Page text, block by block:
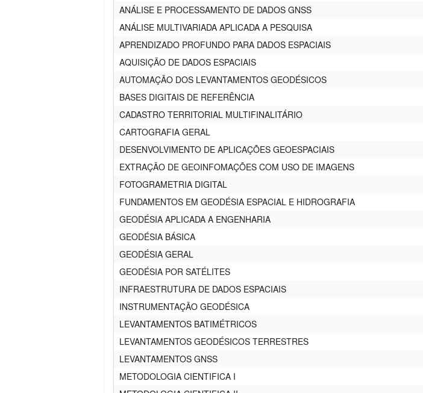
ANÁLISE E PROCESSAMENTO DE DADOS GNSS
ANÁLISE MULTIVARIADA APLICADA A PESQUISA
APRENDIZADO PROFUNDO PARA DADOS ESPACIAIS
AQUISIÇÃO DE DADOS ESPACIAIS
AUTOMAÇÃO DOS LEVANTAMENTOS GEODÉSICOS
BASES DIGITAIS DE REFERÊNCIA
CADASTRO TERRITORIAL MULTIFINALITÁRIO
CARTOGRAFIA GERAL
DESENVOLVIMENTO DE APLICAÇÕES GEOESPACIAIS
EXTRAÇÃO DE GEOINFOMAÇÕES COM USO DE IMAGENS
FOTOGRAMETRIA DIGITAL
FUNDAMENTOS EM GEODÉSIA ESPACIAL E HIDROGRAFIA
GEODÉSIA APLICADA A ENGENHARIA
GEODÉSIA BÁSICA
GEODÉSIA GERAL
GEODÉSIA POR SATÉLITES
INFRAESTRUTURA DE DADOS ESPACIAIS
INSTRUMENTAÇÃO GEODÉSICA
LEVANTAMENTOS BATIMÉTRICOS
LEVANTAMENTOS GEODÉSICOS TERRESTRES
LEVANTAMENTOS GNSS
METODOLOGIA CIENTIFICA I